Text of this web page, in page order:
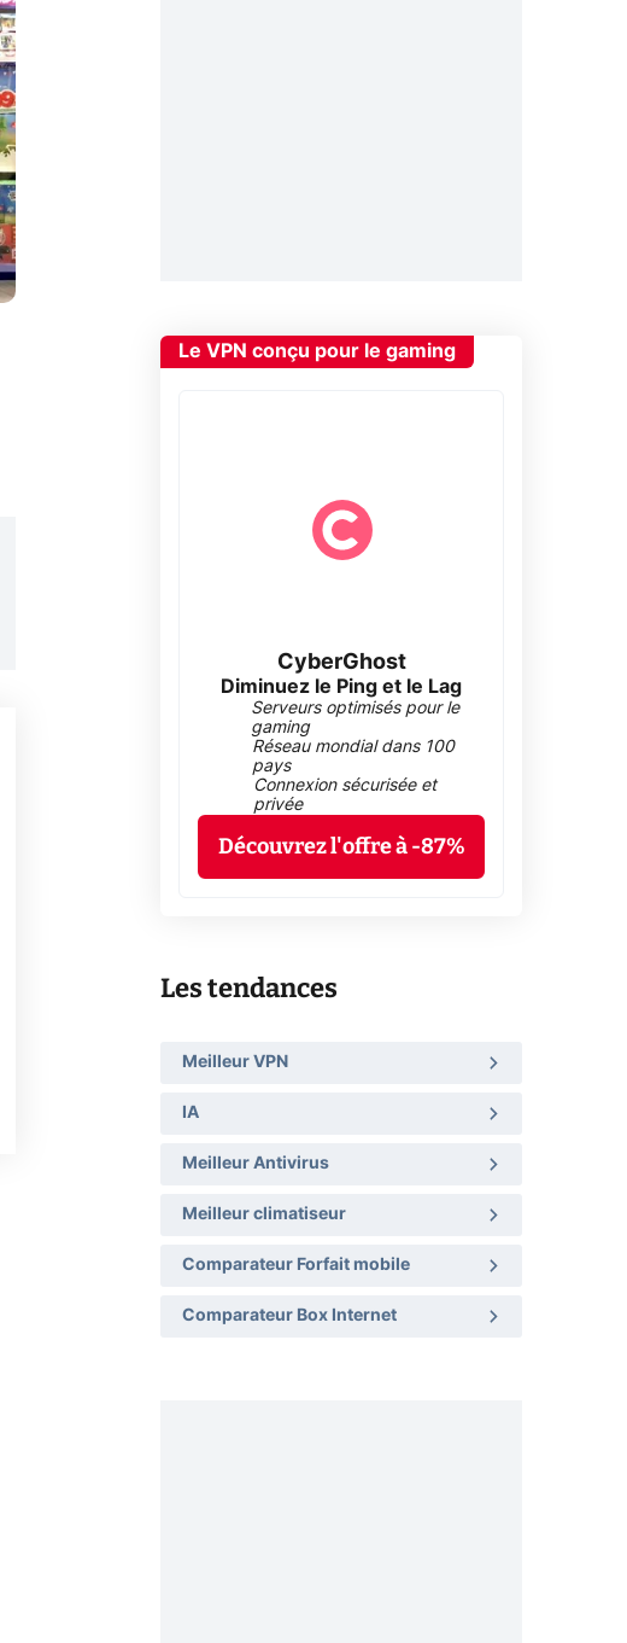
Le VPN conçu pour le gaming
CyberGhost
Diminuez le Ping et le Lag
Serveurs optimisés pour le
gaming
Réseau mondial dans 100
pays
Connexion sécurisée et
privée
Découvrez l'offre à -87%
Les tendances
Meilleur VPN
IA
Meilleur Antivirus
Meilleur climatiseur
Comparateur Forfait mobile
Comparateur Box Internet